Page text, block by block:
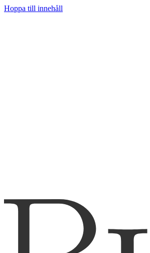
Hoppa till innehåll